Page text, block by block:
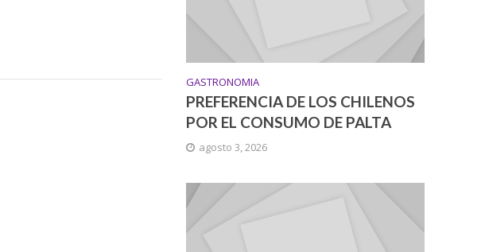
GASTRONOMIA
PREFERENCIA DE LOS CHILENOS
POR EL CONSUMO DE PALTA
agosto 3, 2026